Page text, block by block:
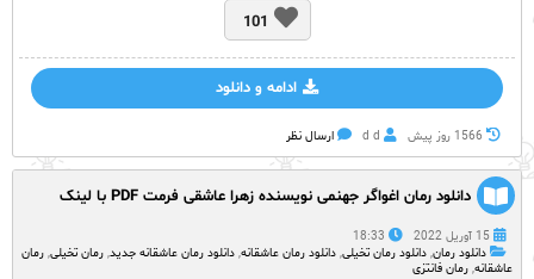
101
ادامه و دانلود
1566 روز پيش d d ارسال نظر
دانلود رمان اغواگر جهنمی نویسنده زهرا عاشقی فرمت PDF با لینک
15 آوریل 2022
18:33
دانلود رمان, دانلود رمان تخیلی, دانلود رمان عاشقانه, دانلود رمان عاشقانه جدید, رمان تخیلی, رمان
عاشقانه, رمان فانتزی